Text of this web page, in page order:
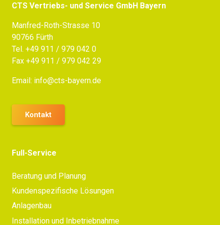
CTS Vertriebs- und Service GmbH Bayern
Manfred-Roth-Strasse 10
90766 Fürth
Tel. +49 911 / 979 042 0
Fax +49 911 / 979 042 29
Email: info@cts-bayern.de
Kontakt
Full-Service
Beratung und Planung
Kundenspezifische Lösungen
Anlagenbau
Installation und Inbetriebnahme